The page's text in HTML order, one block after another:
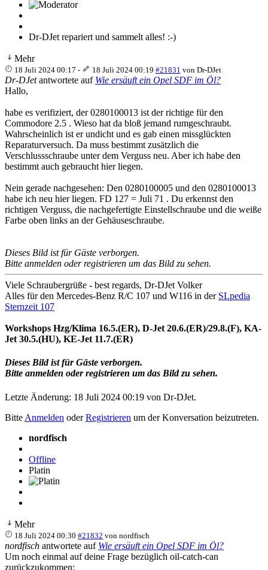
Dr-DJet repariert und sammelt alles! :-)
Mehr
18 Juli 2024 00:17 - 18 Juli 2024 00:19 #21831 von Dr-DJet
Dr-DJetantwortete auf Wie ersäuft ein Opel SDF im Öl?
Hallo,
habe es verifiziert, der 0280100013 ist der richtige für den
Commodore 2.5 . Wieso hat da bloß jemand rumgeschraubt.
Wahrscheinlich ist er undicht und es gab einen missglückten
Reparaturversuch. Da muss bestimmt zusätzlich die
Verschlussschraube unter dem Verguss neu. Aber ich habe den
bestimmt auch gebraucht hier liegen.
Nein gerade nachgesehen: Den 0280100005 und den 0280100013
habe ich neu hier liegen. FD 127 = Juli 71 . Du erkennst den
richtigen Verguss, die nachgefertigte Einstellschraube und die weiße
Farbe oben links an der Gehäuseschraube.
Dieses Bild ist für Gäste verborgen.
Bitte anmelden oder registrieren um das Bild zu sehen.
Viele Schraubergrüße - best regards, Dr-DJet Volker
Alles für den Mercedes-Benz R/C 107 und W116 in der SLpedia
Sternzeit 107
Workshops Hzg/Klima 16.5.(ER), D-Jet 20.6.(ER)/29.8.(F), KA-
Jet 30.5.(HU), KE-Jet 11.7.(ER)
Dieses Bild ist für Gäste verborgen.
Bitte anmelden oder registrieren um das Bild zu sehen.
Letzte Änderung: 18 Juli 2024 00:19 von Dr-DJet.
Bitte Anmelden oderRegistrieren um der Konversation beizutreten.
nordfisch
Offline
Platin
Mehr
18 Juli 2024 00:30 #21832 vonnordfisch
nordfisch antwortete auf Wie ersäuft ein Opel SDF im Öl?
Um noch einmal auf deine Frage bezüglich oil-catch-can
zurückzukommen: